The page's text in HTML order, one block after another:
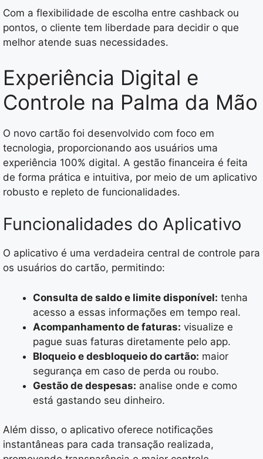
Com a flexibilidade de escolha entre cashback ou
pontos, o cliente tem liberdade para decidir o que
melhor atende suas necessidades.
Experiência Digital e
Controle na Palma da Mão
O novo cartão foi desenvolvido com foco em
tecnologia, proporcionando aos usuários uma
experiência 100% digital. A gestão financeira é feita
de forma prática e intuitiva, por meio de um aplicativo
robusto e repleto de funcionalidades.
Funcionalidades do Aplicativo
O aplicativo é uma verdadeira central de controle para
os usuários do cartão, permitindo:
Consulta de saldo e limite disponível: tenha
acesso a essas informações em tempo real.
Acompanhamento de faturas: visualize e
pague suas faturas diretamente pelo app.
Bloqueio e desbloqueio do cartão: maior
segurança em caso de perda ou roubo.
Gestão de despesas: analise onde e como
está gastando seu dinheiro.
Além disso, o aplicativo oferece notificações
instantâneas para cada transação realizada,